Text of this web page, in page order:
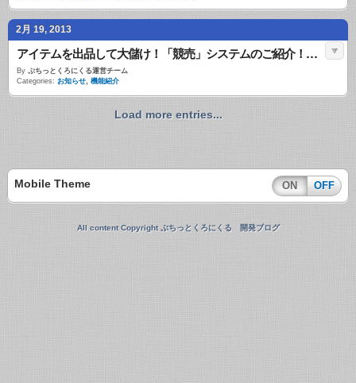
2月 19, 2013
アイテムを出品して大儲け！「競売」システムのご紹介！とオマケで地図も載せちゃうよ
By ぷちっとくろにくる運営チーム
Categories: お知らせ, 機能紹介
Load more entries...
Mobile Theme ON OFF
All content Copyright ぷちっとくろにくる 開発ブログ